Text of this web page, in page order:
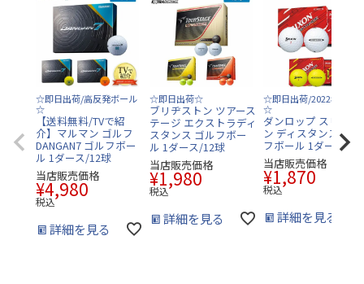
☆即日出荷/高反発ボール
☆
【送料無料/TVで紹
介】マルマン ゴルフ
DANGAN7 ゴルフボー
ル 1ダース/12球
当店販売価格
¥4,980
税込
詳細を見る
☆即日出荷☆
ブリヂストン ツアース
テージ エクストラディ
スタンス ゴルフボー
ル 1ダース/12球
当店販売価格
¥1,980
税込
詳細を見る
☆即日出荷/2022年モデ
☆
ダンロップ スリクソ
ン ディスタンス9 ゴ
フボール 1ダース/12
当店販売価格
¥1,870
税込
詳細を見る